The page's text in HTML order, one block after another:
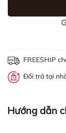
FREESHIP
Đổi trả tại
Hướng dẫn